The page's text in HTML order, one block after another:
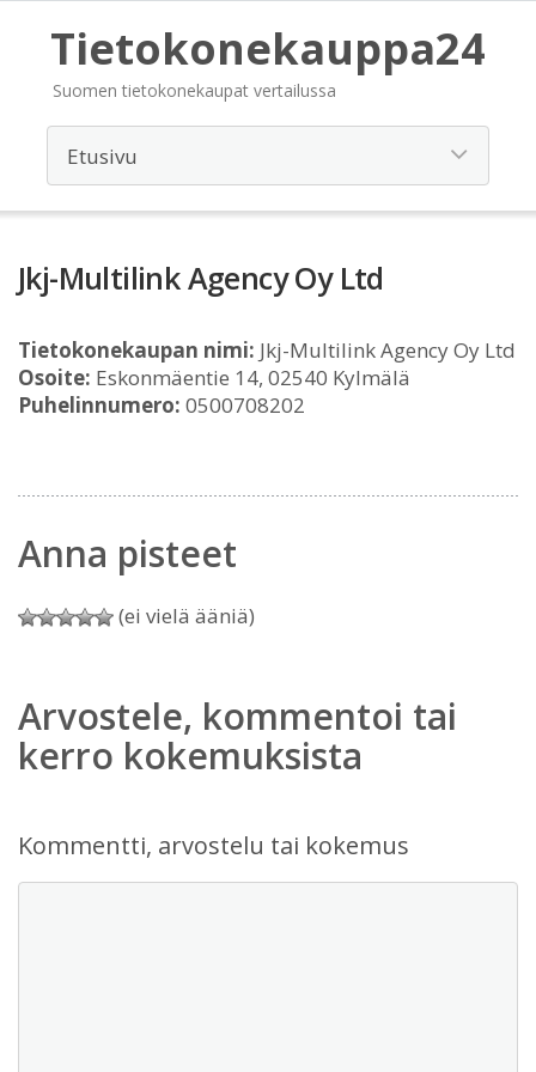
Tietokonekauppa24
Suomen tietokonekaupat vertailussa
Jkj-Multilink Agency Oy Ltd
Tietokonekaupan nimi: Jkj-Multilink Agency Oy Ltd
Osoite: Eskonmäentie 14, 02540 Kylmälä
Puhelinnumero: 0500708202
Anna pisteet
(ei vielä ääniä)
Arvostele, kommentoi tai
kerro kokemuksista
Kommentti, arvostelu tai kokemus